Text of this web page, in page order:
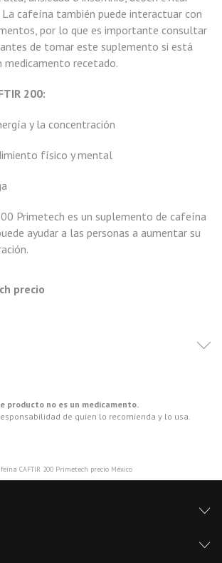
cafeína también puede interactuar con
por lo que es importante consultar
de tomar este suplemento si está
medicamento recetado.
200:
y la concentración
físico y mental
Primetech es un suplemento de cafeína
ayudar a las personas a aumentar su
precio
producto no es un medicamento.
de quien lo recomienda y lo usa.
CAFTIR 200 Primetech precio México